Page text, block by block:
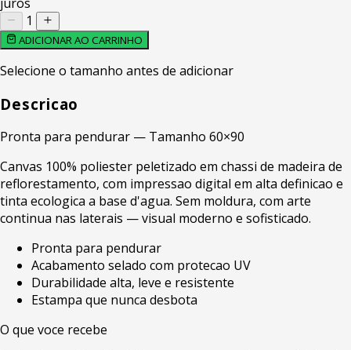
1
ADICIONAR AO CARRINHO
Selecione o tamanho antes de adicionar
Descricao
Pronta para pendurar — Tamanho 60×90
Canvas 100% poliester peletizado em chassi de madeira de
reflorestamento, com impressao digital em alta definicao e
tinta ecologica a base d'agua. Sem moldura, com arte
continua nas laterais — visual moderno e sofisticado.
Pronta para pendurar
Acabamento selado com protecao UV
Durabilidade alta, leve e resistente
Estampa que nunca desbota
O que voce recebe